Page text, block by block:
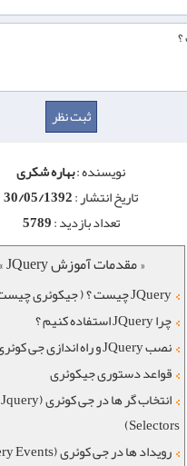
نویسنده :بهاره شکری
تاریخ انتشار :30/05/1392
تعداد بازدید :5789
« مقدمات آموزش JQuery »
JQuery چیست ؟ ( جیکوئری چیست ؟)
چرا JQuery استفاده کنیم ؟
نصب JQuery و راه اندازی جی کوئری
قواعد دستوری جیکوئری
انتخاب گر ها در جی کوئری (Jquery
Selectors)
رویداد ها در جی کوئری (Jquery Events)